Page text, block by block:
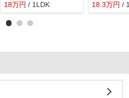
18万円 / 1LDK
18.3万円 /